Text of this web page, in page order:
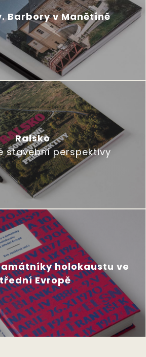
Barbory v Manětíně
Ralsko
stavební perspektivy
holokaustu ve
Evropě